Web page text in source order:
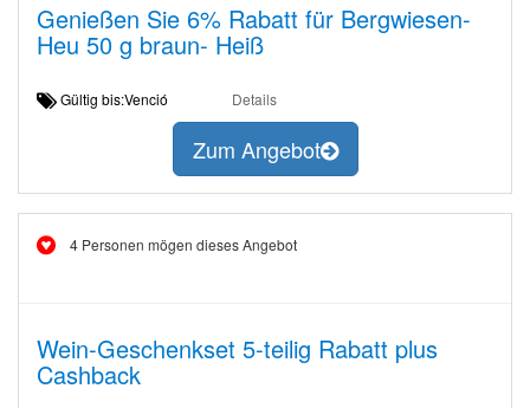
Genießen Sie 6% Rabatt für Bergwiesen-
Heu 50 g braun- Heiß
Gültig bis:Venció Details
Zum Angebot
4 Personen mögen dieses Angebot
Wein-Geschenkset 5-teilig Rabatt plus
Cashback